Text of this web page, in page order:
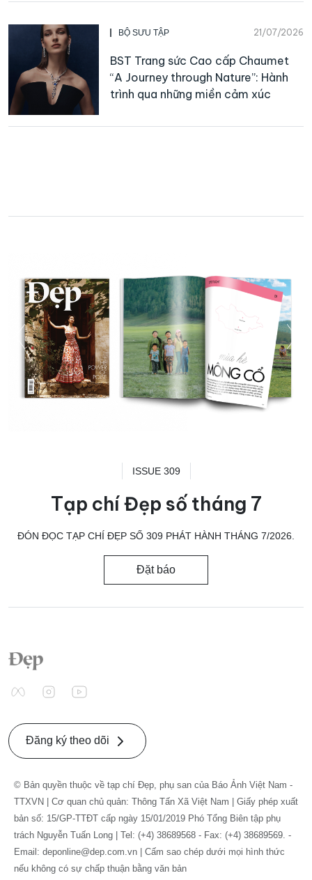
BỘ SƯU TẬP 21/07/2026
BST Trang sức Cao cấp Chaumet
“A Journey through Nature”: Hành
trình qua những miền cảm xúc
ISSUE 309
Tạp chí Đẹp số tháng 7
ĐÓN ĐỌC TẠP CHÍ ĐẸP SỐ 309 PHÁT HÀNH THÁNG 7/2026.
Đặt báo
Đăng ký theo dõi
© Bản quyền thuộc về tạp chí Đẹp, phụ san của Báo Ảnh Việt Nam -
TTXVN | Cơ quan chủ quản: Thông Tấn Xã Việt Nam | Giấy phép xuất
bản số: 15/GP-TTĐT cấp ngày 15/01/2019 Phó Tổng Biên tập phụ
trách Nguyễn Tuấn Long | Tel: (+4) 38689568 - Fax: (+4) 38689569. -
Email: deponline@dep.com.vn | Cấm sao chép dưới mọi hình thức
nếu không có sự chấp thuận bằng văn bản